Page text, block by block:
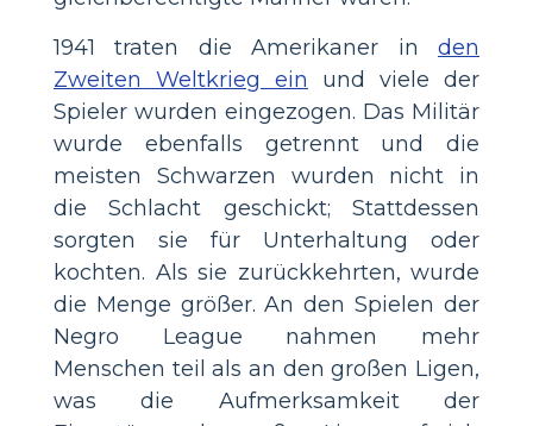
1941 traten die Amerikaner in den
Zweiten Weltkrieg ein und viele der
Spieler wurden eingezogen. Das Militär
wurde ebenfalls getrennt und die
meisten Schwarzen wurden nicht in
die Schlacht geschickt; Stattdessen
sorgten sie für Unterhaltung oder
kochten. Als sie zurückkehrten, wurde
die Menge größer. An den Spielen der
Negro League nahmen mehr
Menschen teil als an den großen Ligen,
was die Aufmerksamkeit der